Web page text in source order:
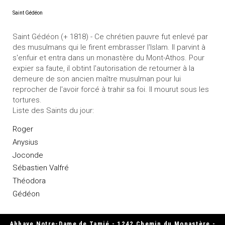
Saint Gédéon
Saint Gédéon (+ 1818) - Ce chrétien pauvre fut enlevé par
des musulmans qui le firent embrasser l'Islam. Il parvint à
s'enfuir et entra dans un monastère du Mont-Athos. Pour
expier sa faute, il obtint l'autorisation de retourner à la
demeure de son ancien maître musulman pour lui
reprocher de l'avoir forcé à trahir sa foi. Il mourut sous les
tortures.
Liste des Saints du jour:
Roger
Anysius
Joconde
Sébastien Valfré
Théodora
Gédéon